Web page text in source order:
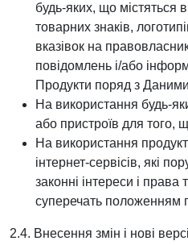
будь-яких, що містяться
товарних знаків,
вказівок на
повідомлень і/або
Продукти поряд з
На використання будь-
або пристроїв для того,
На використання
інтернет-сервісів, які
законні інтереси і права
суперечать положенням
2.4. Внесення змін і нові